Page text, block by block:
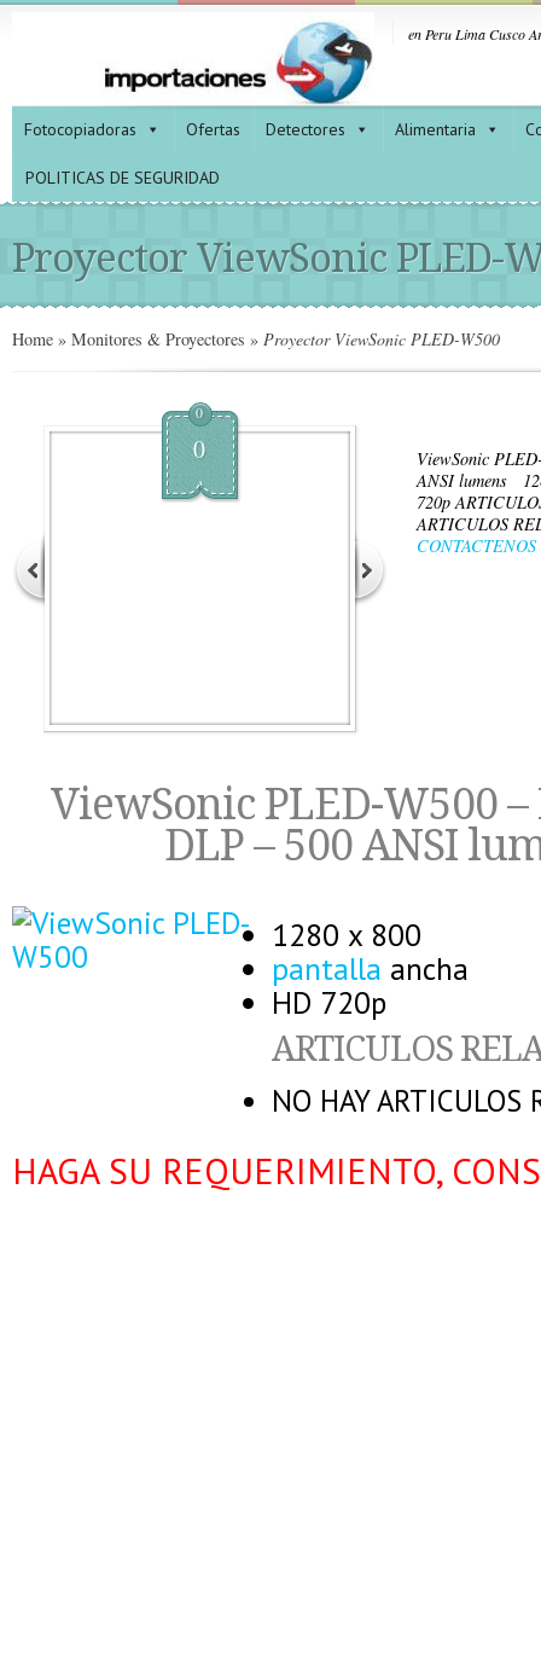
en Peru Lima Cusco
Fotocopiadoras Ofertas Detectores Alimentaria
POLITICAS DE SEGURIDAD
Proyector ViewSonic PLED-
Home » Monitores & Proyectores » Proyector ViewSonic PLED-W500
0
0
ViewSonic
ANSI lumens
720p
ARTICULOS
CONTACTENOS
ViewSonic PLED-W500 –
DLP – 500 ANSI
1280 x 800
pantalla ancha
HD 720p
ARTICULOS
NO HAY ARTICULOS
HAGA SU REQUERIMIENTO,